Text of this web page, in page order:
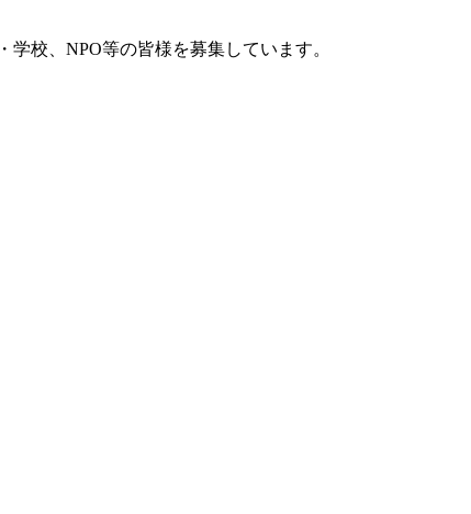
校、NPO等の皆様を募集しています。